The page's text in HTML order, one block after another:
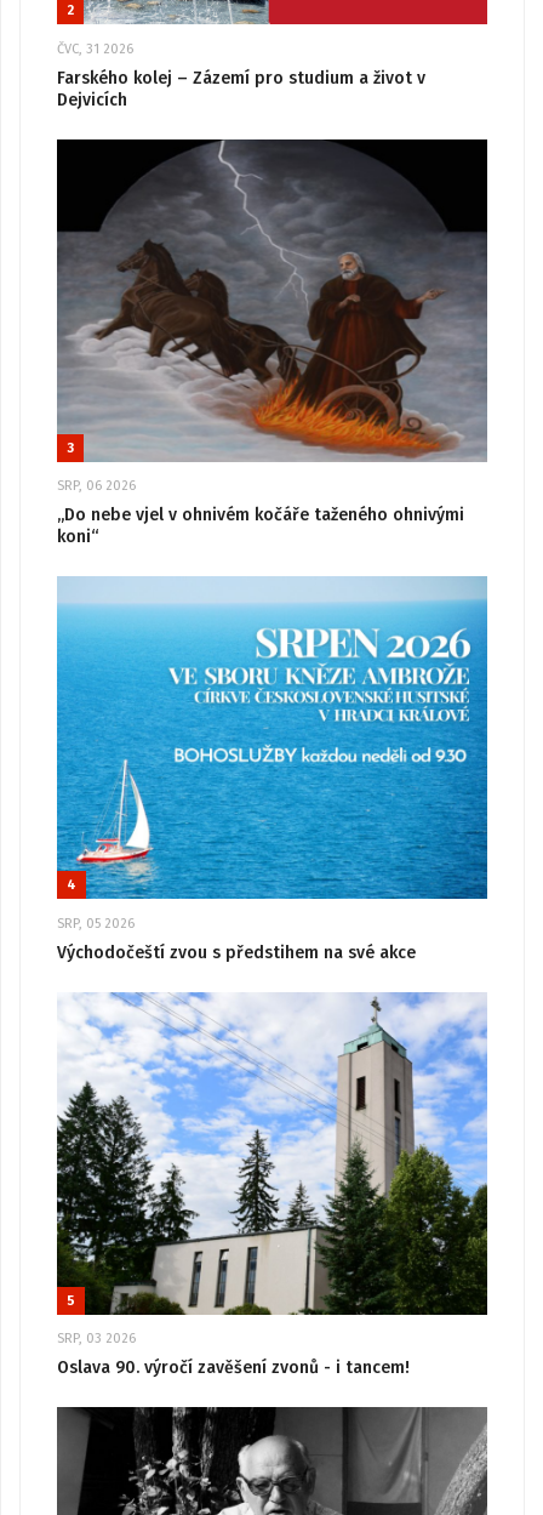
2
ČVC, 31 2026
Farského kolej – Zázemí pro studium a život v
Dejvicích
3
SRP, 06 2026
„Do nebe vjel v ohnivém kočáře taženého ohnivými
koni“
4
SRP, 05 2026
Východočeští zvou s předstihem na své akce
5
SRP, 03 2026
Oslava 90. výročí zavěšení zvonů - i tancem!